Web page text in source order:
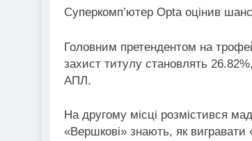
Суперкомп’ютер Opta оцінив
Головним претендентом на
захист титулу становлять
АПЛ.
На другому місці розмістився
«Вершкові» знають, як